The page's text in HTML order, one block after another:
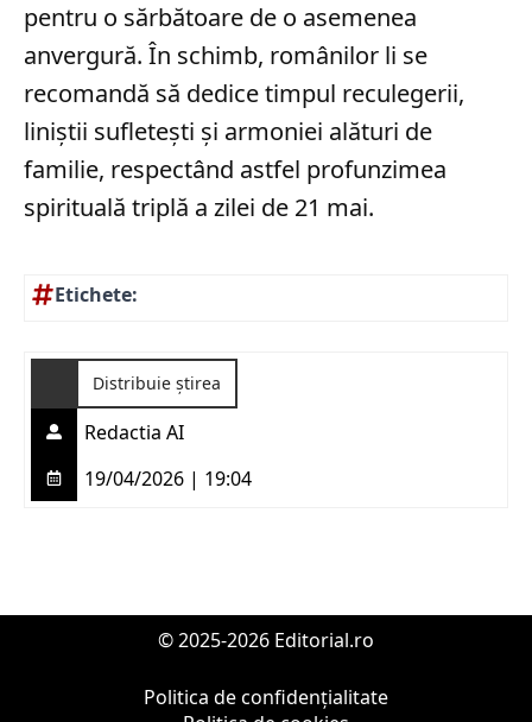
pentru o sărbătoare de o asemenea
anvergură. În schimb, românilor li se
recomandă să dedice timpul reculegerii,
liniștii sufletești și armoniei alături de
familie, respectând astfel profunzimea
spirituală triplă a zilei de 21 mai.
Etichete:
Distribuie știrea
Redactia AI
19/04/2026 | 19:04
© 2025-2026 Editorial.ro
Politica de confidențialitate